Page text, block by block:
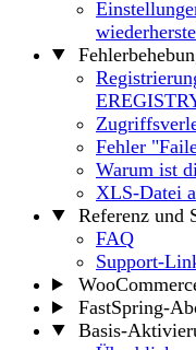
Fehler
Warum ist
XLS-Datei
Referenz und
FAQ
Support-
FastSpring-
Basis-